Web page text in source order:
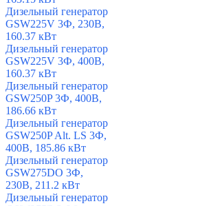
Дизельный генератор
GSW225V 3Ф, 230В,
160.37 кВт
Дизельный генератор
GSW225V 3Ф, 400В,
160.37 кВт
Дизельный генератор
GSW250P 3Ф, 400В,
186.66 кВт
Дизельный генератор
GSW250P Alt. LS 3Ф,
400В, 185.86 кВт
Дизельный генератор
GSW275DO 3Ф,
230В, 211.2 кВт
Дизельный генератор